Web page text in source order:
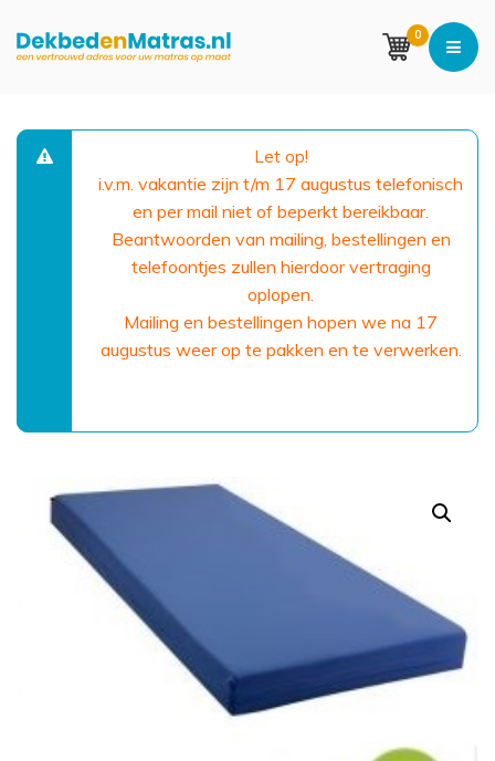
0
Let op!
i.v.m. vakantie zijn t/m 17 augustus telefonisch
en per mail niet of beperkt bereikbaar.
Beantwoorden van mailing, bestellingen en
telefoontjes zullen hierdoor vertraging
oplopen.
Mailing en bestellingen hopen we na 17
augustus weer op te pakken en te verwerken.